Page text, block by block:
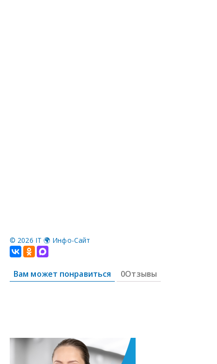
© 2026 IT 🌍 Инфо-Сайт
Вам может понравиться 0Отзывы